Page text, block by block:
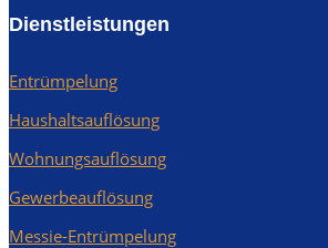
Dienstleistungen
Entrümpelung
Haushaltsauflösung
Wohnungsauflösung
Gewerbeauflösung
Messie-Entrümpelung